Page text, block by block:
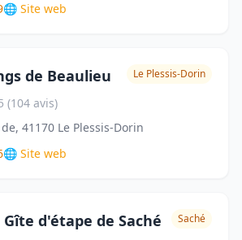
🌐 Site web
de Beaulieu Le Plessis-Dorin
(104 avis)
41170 Le Plessis-Dorin
🌐 Site web
d'étape de Saché Saché